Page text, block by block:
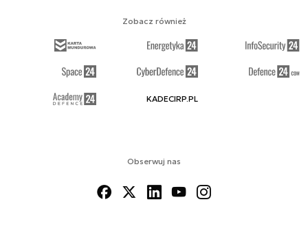
Obserwuj nas
Zobacz również
KADECIRP.PL